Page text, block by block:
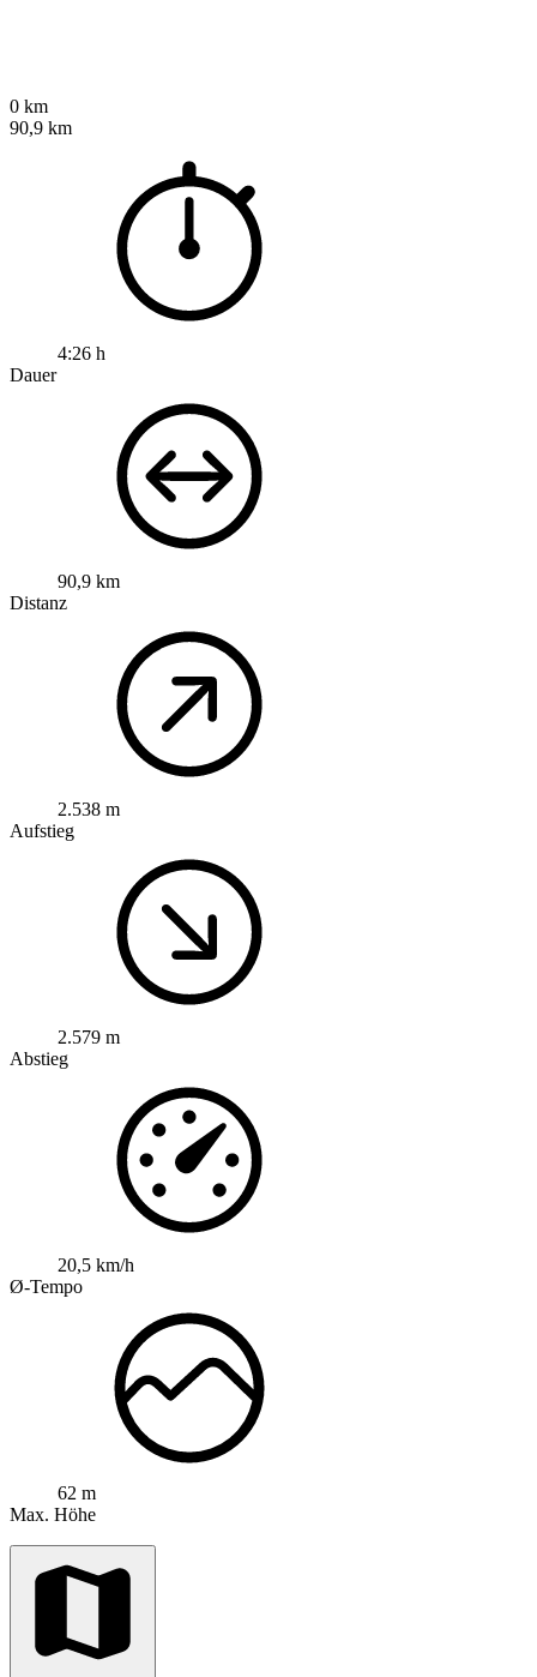
0 km
90,9 km
4:26 h
Dauer
90,9 km
Distanz
2.538 m
Aufstieg
2.579 m
Abstieg
20,5 km/h
Ø-Tempo
62 m
Max. Höhe